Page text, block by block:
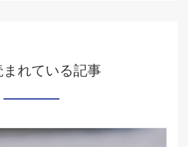
まれている記事